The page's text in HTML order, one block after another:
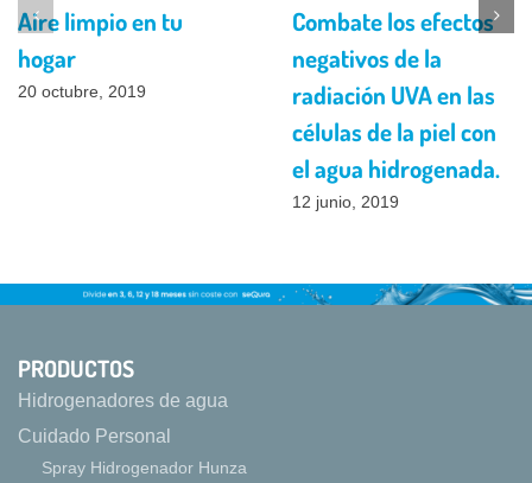
Aire limpio en tu
hogar
20 octubre, 2019
Combate los efectos
negativos de la
radiación UVA en las
células de la piel con
el agua hidrogenada.
12 junio, 2019
PRODUCTOS
Hidrogenadores de agua
Cuidado Personal
Spray Hidrogenador Hunza